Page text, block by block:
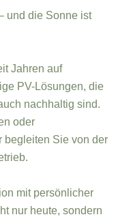
und die Sonne ist
Jahren auf
PV-Lösungen, die
nachhaltig sind.
oder
begleiten Sie von der
mit persönlicher
nur heute, sondern